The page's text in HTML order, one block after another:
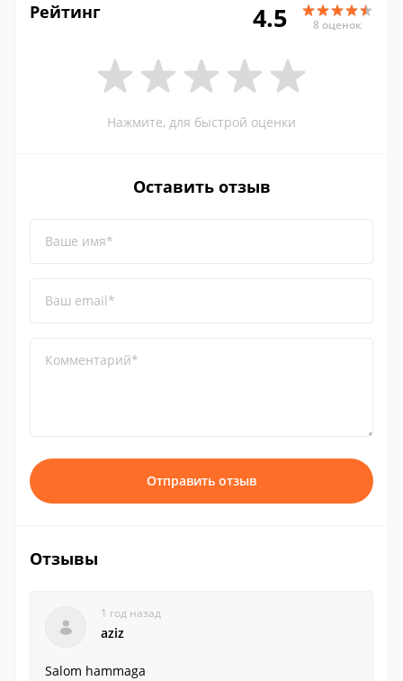
Рейтинг 4.5 8 оценок
Нажмите, для быстрой оценки
Оставить отзыв
Ваше имя*
Ваш email*
Комментарий*
Отправить отзыв
Отзывы
1 год назад
aziz
Salom hammaga